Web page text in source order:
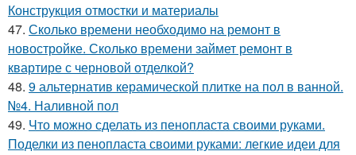
Конструкция отмостки и материалы
47. Сколько времени необходимо на ремонт в
новостройке. Сколько времени займет ремонт в
квартире с черновой отделкой?
48. 9 альтернатив керамической плитке на пол в ванной.
№4. Наливной пол
49. Что можно сделать из пенопласта своими руками.
Поделки из пенопласта своими руками: легкие идеи для